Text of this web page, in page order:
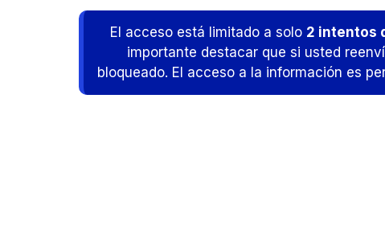
El acceso está limitado a solo 2 intentos
importante destacar que si usted
bloqueado. El acceso a la información es